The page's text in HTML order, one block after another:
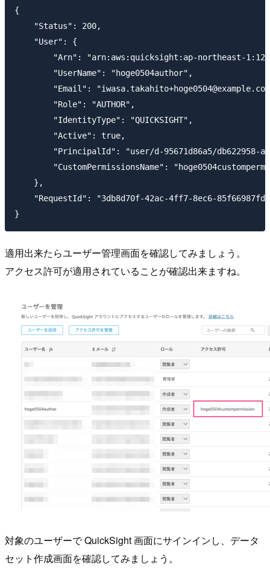
{
    "Status": 200,
    "User": {
"Arn": "arn:aws:quicksight:ap-northeast-
        "UserName": "hoge0504author",
"Email":
        "Role": "AUTHOR",
        "IdentityType": "QUICKSIGHT",
        "Active": true,
"PrincipalId": "user/d-95671d86a5/db622958-
"CustomPermissionsName":
    },
"RequestId": "3db8d70f-42ac-4ff7-8ec6-
適用出来たらユーザー管理画面を確認してみましょう。
アクセス許可が適用されていることが確認出来ますね。
対象のユーザーで QuickSight 画面にサインインし、データ
セット作成画面を確認してみましょう。